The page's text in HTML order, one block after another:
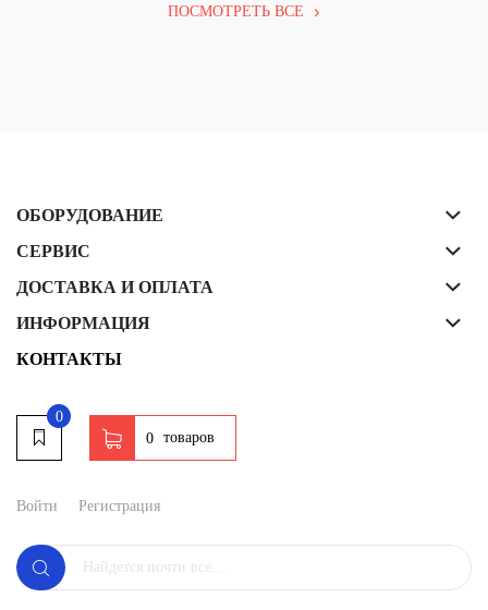
ПОСМОТРЕТЬ ВСЕ
ОБОРУДОВАНИЕ
СЕРВИС
ДОСТАВКА И ОПЛАТА
ИНФОРМАЦИЯ
КОНТАКТЫ
0
0 товаров
Войти Регистрация